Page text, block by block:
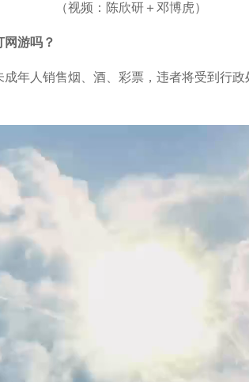
（视频：陈欣研＋邓博虎）
游吗？
年人销售烟、酒、彩票，违者将受到行